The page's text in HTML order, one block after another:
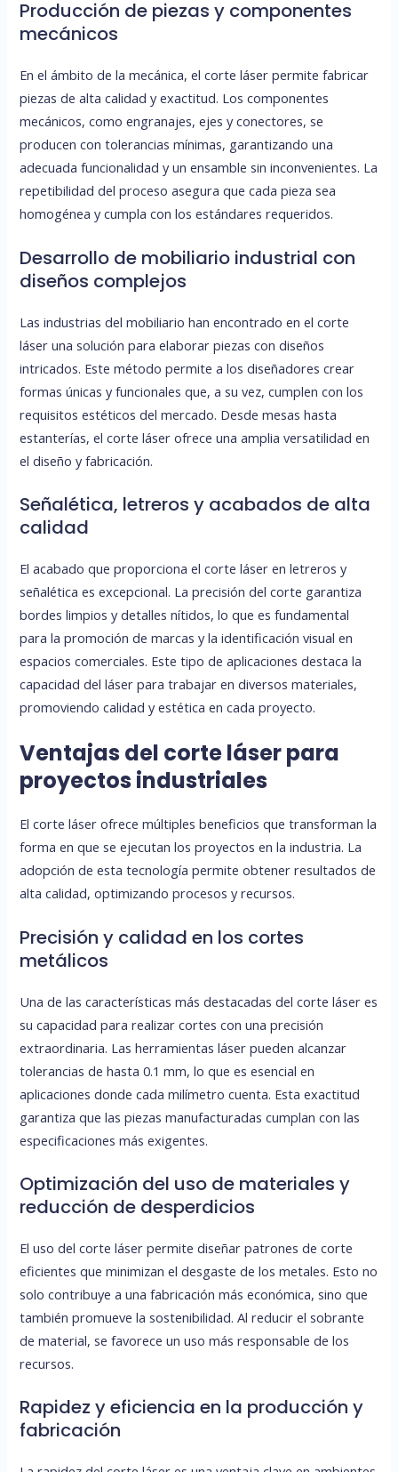
Producción de piezas y componentes
mecánicos
En el ámbito de la mecánica, el corte láser permite fabricar
piezas de alta calidad y exactitud. Los componentes
mecánicos, como engranajes, ejes y conectores, se
producen con tolerancias mínimas, garantizando una
adecuada funcionalidad y un ensamble sin inconvenientes. La
repetibilidad del proceso asegura que cada pieza sea
homogénea y cumpla con los estándares requeridos.
Desarrollo de mobiliario industrial con
diseños complejos
Las industrias del mobiliario han encontrado en el corte
láser una solución para elaborar piezas con diseños
intricados. Este método permite a los diseñadores crear
formas únicas y funcionales que, a su vez, cumplen con los
requisitos estéticos del mercado. Desde mesas hasta
estanterías, el corte láser ofrece una amplia versatilidad en
el diseño y fabricación.
Señalética, letreros y acabados de alta
calidad
El acabado que proporciona el corte láser en letreros y
señalética es excepcional. La precisión del corte garantiza
bordes limpios y detalles nítidos, lo que es fundamental
para la promoción de marcas y la identificación visual en
espacios comerciales. Este tipo de aplicaciones destaca la
capacidad del láser para trabajar en diversos materiales,
promoviendo calidad y estética en cada proyecto.
Ventajas del corte láser para
proyectos industriales
El corte láser ofrece múltiples beneficios que transforman la
forma en que se ejecutan los proyectos en la industria. La
adopción de esta tecnología permite obtener resultados de
alta calidad, optimizando procesos y recursos.
Precisión y calidad en los cortes
metálicos
Una de las características más destacadas del corte láser es
su capacidad para realizar cortes con una precisión
extraordinaria. Las herramientas láser pueden alcanzar
tolerancias de hasta 0.1 mm, lo que es esencial en
aplicaciones donde cada milímetro cuenta. Esta exactitud
garantiza que las piezas manufacturadas cumplan con las
especificaciones más exigentes.
Optimización del uso de materiales y
reducción de desperdicios
El uso del corte láser permite diseñar patrones de corte
eficientes que minimizan el desgaste de los metales. Esto no
solo contribuye a una fabricación más económica, sino que
también promueve la sostenibilidad. Al reducir el sobrante
de material, se favorece un uso más responsable de los
recursos.
Rapidez y eficiencia en la producción y
fabricación